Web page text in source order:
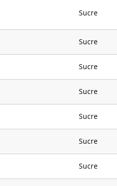
Sucre
Sucre
Sucre
Sucre
Sucre
Sucre
Sucre